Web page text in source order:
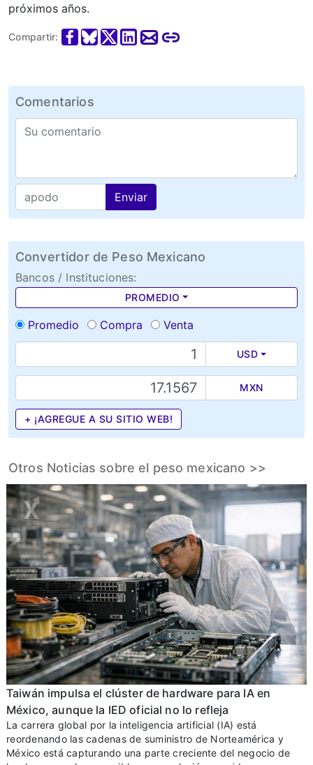
próximos años.
Compartir:
Comentarios
Enviar
Convertidor de Peso Mexicano
Bancos / Instituciones:
PROMEDIO
Promedio Compra Venta
USD
MXN
+ ¡AGREGUE A SU SITIO WEB!
Otros Noticias sobre el peso mexicano >>
Taiwán impulsa el clúster de hardware para IA en
México, aunque la IED oficial no lo refleja
La carrera global por la inteligencia artificial (IA) está
reordenando las cadenas de suministro de Norteamérica y
México está capturando una parte creciente del negocio de